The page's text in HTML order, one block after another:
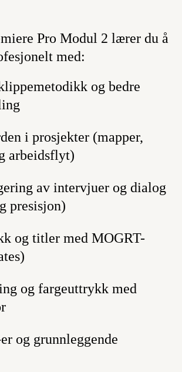
Pro Modul 2 lærer du å
med:
og bedre
i prosjekter (mapper,
arbeidsflyt)
av intervjuer og dialog
presisjon)
og titler med MOGRT-
og fargeuttrykk med
og grunnleggende